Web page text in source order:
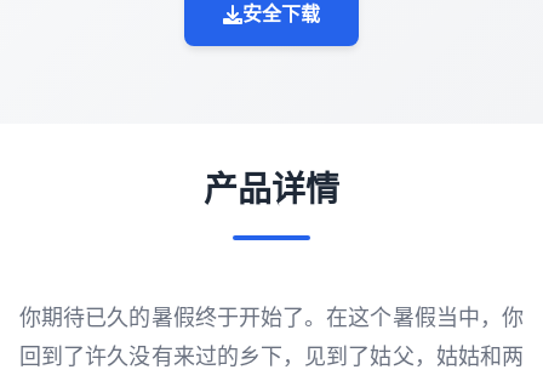
安全下载
产品详情
你期待已久的暑假终于开始了。在这个暑假当中，你
回到了许久没有来过的乡下，见到了姑父，姑姑和两